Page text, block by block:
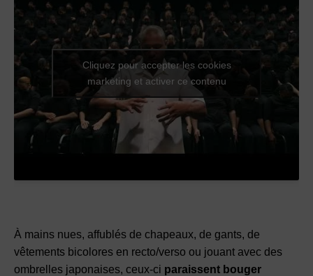
Cliquez pour accepter les cookies
marketing et activer ce contenu
À mains nues, affublés de chapeaux, de gants, de
vêtements bicolores en recto/verso ou jouant avec des
ombrelles japonaises, ceux-ci paraissent bouger